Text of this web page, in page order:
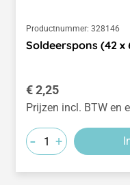
Productnummer: 328146
Soldeerspons (42 x
Normale prijs:
€ 2,25
Prijzen incl. BTW en
- +